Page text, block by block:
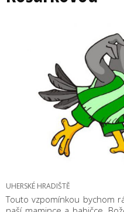
UHERSKÉ HRADIŠTĚ
Touto vzpomínkou bychom